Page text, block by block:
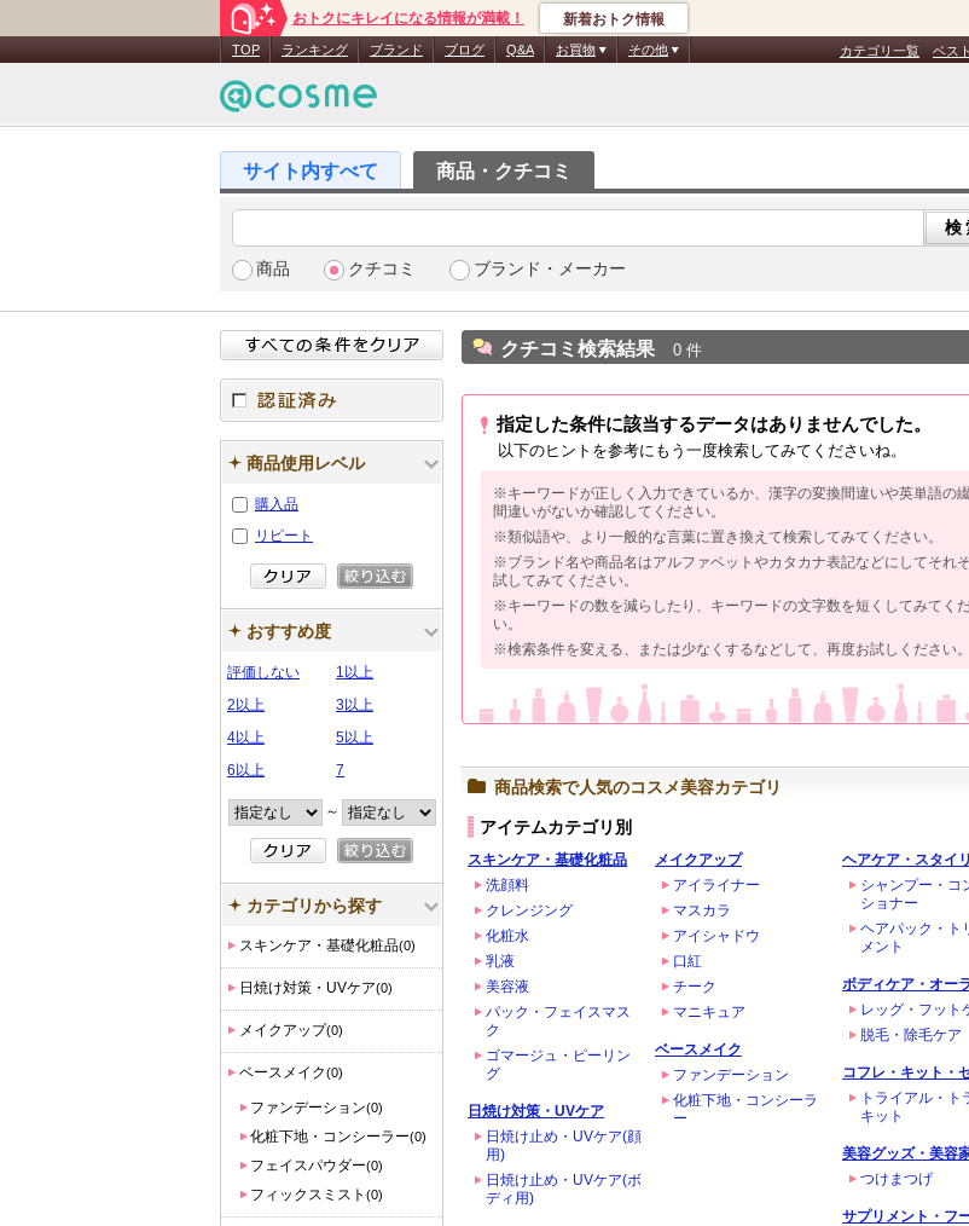
おトクにキレイになる情報が満載！ 新着おトク情報
TOP ランキング ブランド ブログ Q&A お買物 その他 カテゴリ一覧 ベス
商品・クチコミ
商品 クチコミ ブランド・メーカー
クチコミ検索結果 0 件
指定した条件に該当するデータはありませんでした。
以下のヒントを参考にもう一度検索してみてくださいね。
※キーワードが正しく入力できているか、漢字の変換間違いや英単語の
間違いがないか確認してください。
※類似語や、より一般的な言葉に置き換えて検索してみてください。
※ブランド名や商品名はアルファベットやカタカナ表記などにしてそれ
試してみてください。
※キーワードの数を減らしたり、キーワードの文字数を短くしてみてく
い。
※検索条件を変える、または少なくするなどして、再度お試しください。
商品検索で人気のコスメ美容カテゴリ
アイテムカテゴリ別
スキンケア・基礎化粧品
洗顔料
クレンジング
化粧水
乳液
美容液
パック・フェイスマス
ク
ゴマージュ・ピーリン
グ
日焼け対策・UVケア
日焼け止め・UVケア(顔
用)
日焼け止め・UVケア(ボ
ディ用)
メイクアップ
アイライナー
マスカラ
アイシャドウ
口紅
チーク
マニキュア
ベースメイク
ファンデーション
化粧下地・コンシーラ
ー
ヘアケア・スタイ
シャンプー・コ
ショナー
ヘアパック・ト
メント
ボディケア・オー
レッグ・フット
脱毛・除毛ケア
コフレ・キット・
トライアル・ト
キット
美容グッズ・美容
つけまつげ
サプリメント・フ
認証済み
商品使用レベル
購入品
リピート
おすすめ度
評価しない
1以上
2以上
3以上
4以上
5以上
6以上
7
～
カテゴリから探す
スキンケア・基礎化粧品(0)
日焼け対策・UVケア(0)
メイクアップ(0)
ベースメイク(0)
ファンデーション(0)
化粧下地・コンシーラー(0)
フェイスパウダー(0)
フィックスミスト (0)